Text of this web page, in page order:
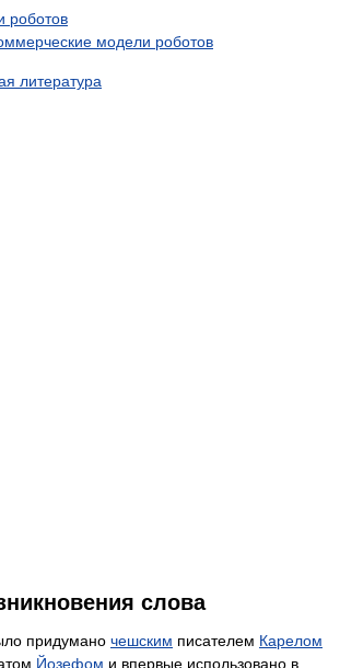
роботов
модели роботов
литература
слова
придумано чешским писателем Карелом
Йозефом и впервые использовано в